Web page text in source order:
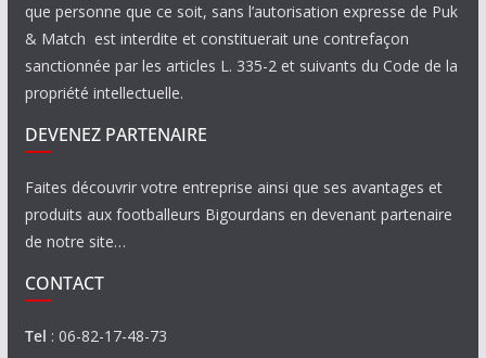
que personne que ce soit, sans l’autorisation expresse de Puk
& Match est interdite et constituerait une contrefaçon
sanctionnée par les articles L. 335-2 et suivants du Code de la
propriété intellectuelle.
DEVENEZ PARTENAIRE
Faites découvrir votre entreprise ainsi que ses avantages et
produits aux footballeurs Bigourdans en devenant partenaire
de notre site…
CONTACT
Tel : 06-82-17-48-73